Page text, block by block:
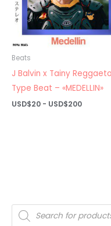
Búsqueda
de
productos
Beats
J Balvin x Tainy
Type Beat – «MEDELLIN»
USD$20 - USD$200Rango